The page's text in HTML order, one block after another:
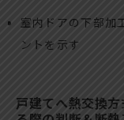
室内ドアの下部加
ントを示す
戸建てへ熱交換